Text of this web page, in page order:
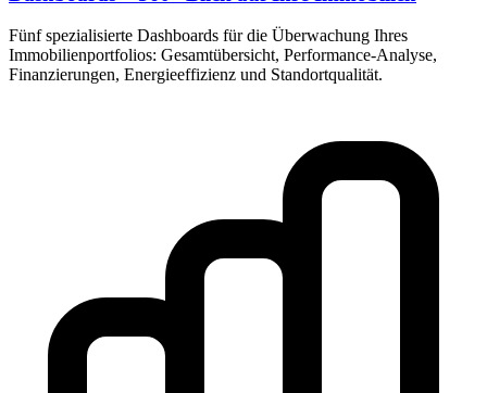
Fünf spezialisierte Dashboards für die Überwachung Ihres
Immobilienportfolios: Gesamtübersicht, Performance-Analyse,
Finanzierungen, Energieeffizienz und Standortqualität.